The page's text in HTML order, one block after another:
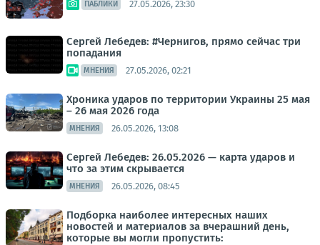
ПАБЛИКИ 27.05.2026, 23:30
Сергей Лебедев: #Чернигов, прямо сейчас три
попадания
МНЕНИЯ 27.05.2026, 02:21
Хроника ударов по территории Украины 25 мая
– 26 мая 2026 года
МНЕНИЯ 26.05.2026, 13:08
Сергей Лебедев: 26.05.2026 — карта ударов и
что за этим скрывается
МНЕНИЯ 26.05.2026, 08:45
Подборка наиболее интересных наших
новостей и материалов за вчерашний день,
которые вы могли пропустить: